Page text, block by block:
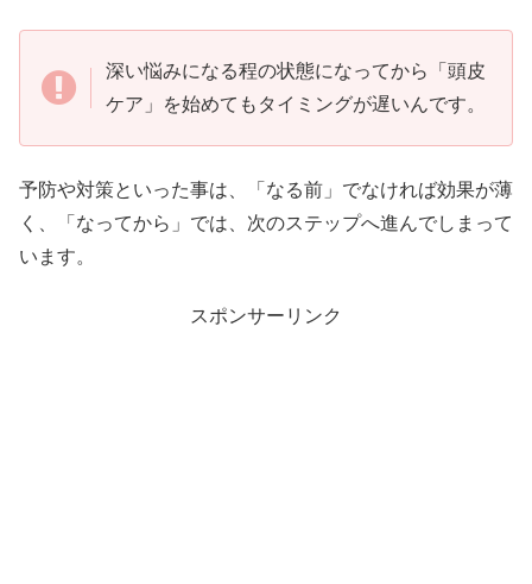
深い悩みになる程の状態になってから「頭皮
ケア」を始めてもタイミングが遅いんです。
予防や対策といった事は、「なる前」でなければ効果が薄
く、「なってから」では、次のステップへ進んでしまって
います。
スポンサーリンク